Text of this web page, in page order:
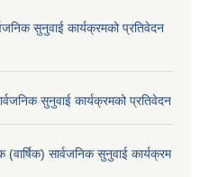
सुनुवाई कार्यक्रमको प्रतिवेदन
सुनुवाई कार्यक्रमको प्रतिवेदन
सार्वजनिक सुनुवाई कार्यक्रम